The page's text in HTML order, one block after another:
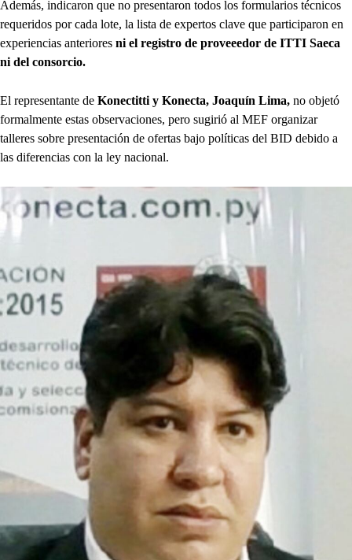
Además, indicaron que no presentaron todos los formularios técnicos
requeridos por cada lote, la lista de expertos clave que participaron en
experiencias anteriores ni el registro de proveeedor de ITTI Saeca
ni del consorcio.
El representante de Konectitti y Konecta, Joaquín Lima, no objetó
formalmente estas observaciones, pero sugirió al MEF organizar
talleres sobre presentación de ofertas bajo políticas del BID debido a
las diferencias con la ley nacional.